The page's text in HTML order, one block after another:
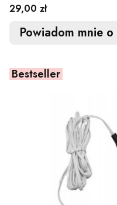
Cena
29,00 zł
Powiadom mnie
Bestseller